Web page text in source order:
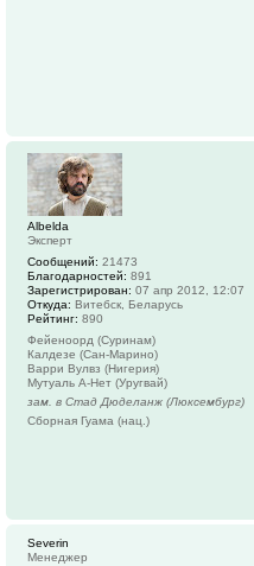
Albelda
Эксперт
Сообщений: 21473
Благодарностей: 891
Зарегистрирован: 07 апр 2012, 12:07
Откуда: Витебск, Беларусь
Рейтинг: 890
Фейеноорд (Суринам)
Калдезе (Сан-Марино)
Варри Вулвз (Нигерия)
Мутуаль А-Нет (Уругвай)
зам. в Стад Дюделанж (Люксембург)
Сборная Гуама (нац.)
Severin
Менеджер